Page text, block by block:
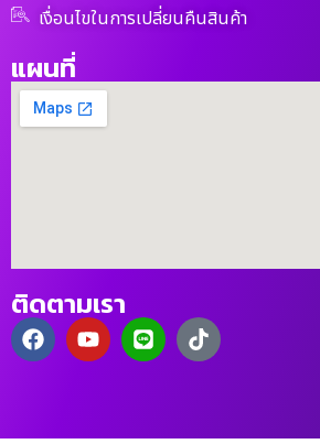
เงื่อนไขในการเปลี่ยนคืนสินค้า
แผนที่
ติดตามเรา